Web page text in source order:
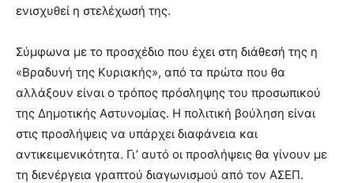
ενισχυθεί η στελέχωσή της.
Σύμφωνα με το προσχέδιο που έχει στη διάθεσή της η
«Βραδυνή της Κυριακής», από τα πρώτα που θα
αλλάξουν είναι ο τρόπος πρόσληψης του προσωπικού
της Δημοτικής Αστυνομίας. Η πολιτική βούληση είναι
στις προσλήψεις να υπάρχει διαφάνεια και
αντικειμενικότητα. Γι’ αυτό οι προσλήψεις θα γίνουν με
τη διενέργεια γραπτού διαγωνισμού από τον ΑΣΕΠ.